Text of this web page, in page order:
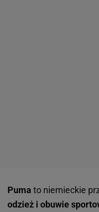
Puma to niemieckie
odzież i obuwie